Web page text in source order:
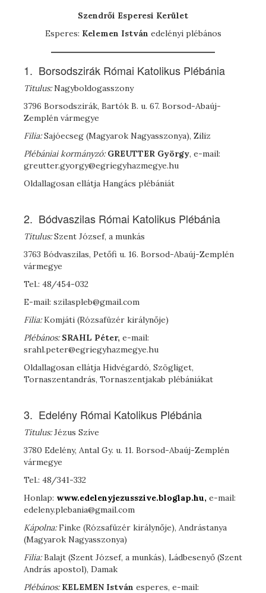
Szendrői Esperesi Kerület
Esperes: Kelemen István edelényi plébános
1. Borsodszirák Római Katolikus Plébánia
Titulus: Nagyboldogasszony
3796 Borsodszirák, Bartók B. u. 67. Borsod-Abaúj-
Zemplén vármegye
Filia:Sajóecseg (Magyarok Nagyasszonya), Ziliz
Plébániai kormányzó: GREUTTER György, e-mail:
greutter.gyorgy@egriegyhazmegye.hu
Oldallagosan ellátja Hangács plébániát
2. Bódvaszilas Római Katolikus Plébánia
Titulus:Szent József, a munkás
3763 Bódvaszilas, Petőfi u. 16. Borsod-Abaúj-Zemplén
vármegye
Tel.: 48/454-032
E-mail: szilaspleb@gmail.com
Filia:Komjáti (Rózsafüzér királynője)
Plébános: SRAHL Péter, e-mail:
srahl.peter@egriegyhazmegye.hu
Oldallagosan ellátja Hidvégardó, Szögliget,
Tornaszentandrás, Tornaszentjakab plébániákat
3. Edelény Római Katolikus Plébánia
Titulus:Jézus Szíve
3780 Edelény, Antal Gy. u. 11. Borsod-Abaúj-Zemplén
vármegye
Tel.: 48/341-332
Honlap: www.edelenyjezusszive.bloglap.hu, e-mail:
edeleny.plebania@gmail.com
Kápolna:Finke (Rózsafüzér királynője), Andrástanya
(Magyarok Nagyasszonya)
Filia:Balajt (Szent József, a munkás), Ládbesenyő (Szent
András apostol), Damak
Plébános: KELEMEN István esperes, e-mail: